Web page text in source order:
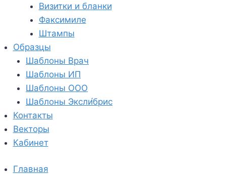
Визитки и бланки
Факсимиле
Штампы
Образцы
Шаблоны Врач
Шаблоны ИП
Шаблоны ООО
Шаблоны Эксли́брис
Контакты
Векторы
Кабинет
Главная